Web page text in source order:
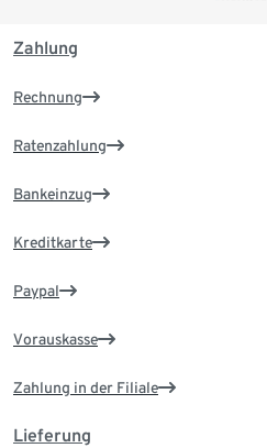
Zahlung
Rechnung
Ratenzahlung
Bankeinzug
Kreditkarte
Paypal
Vorauskasse
Zahlung in der Filiale
Lieferung